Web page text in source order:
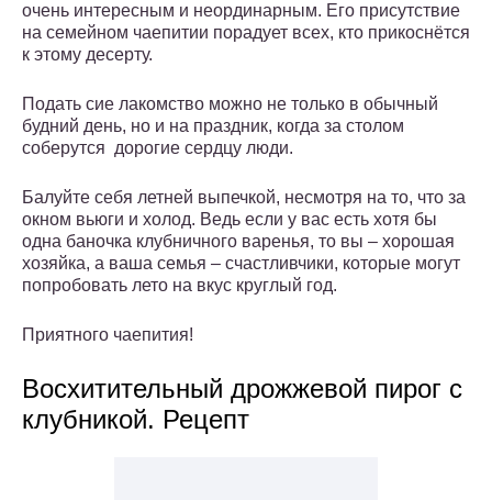
очень интересным и неординарным. Его присутствие
на семейном чаепитии порадует всех, кто прикоснётся
к этому десерту.
Подать сие лакомство можно не только в обычный
будний день, но и на праздник, когда за столом
соберутся дорогие сердцу люди.
Балуйте себя летней выпечкой, несмотря на то, что за
окном вьюги и холод. Ведь если у вас есть хотя бы
одна баночка клубничного варенья, то вы – хорошая
хозяйка, а ваша семья – счастливчики, которые могут
попробовать лето на вкус круглый год.
Приятного чаепития!
Восхитительный дрожжевой пирог с
клубникой. Рецепт